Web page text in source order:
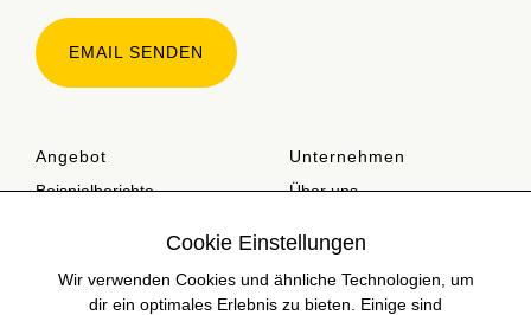
EMAIL SENDEN
Angebot
Beispielberichte
Hilfe
Unternehmen
Über uns
Cookie Einstellungen
Wir verwenden Cookies und ähnliche Technologien, um
dir ein optimales Erlebnis zu bieten. Einige sind